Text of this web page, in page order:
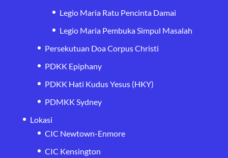
Legio Maria Ratu Pencinta Damai
Legio Maria Pembuka Simpul Masalah
Persekutuan Doa Corpus Christi
PDKK Epiphany
PDKK Hati Kudus Yesus (HKY)
PDMKK Sydney
Lokasi
CIC Newtown-Enmore
CIC Kensington